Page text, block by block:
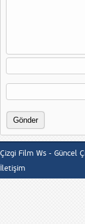
Çizgi Film Ws - Güncel
İletişim